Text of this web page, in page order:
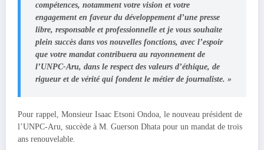
compétences, notamment votre vision et votre
engagement en faveur du développement d’une presse
libre, responsable et professionnelle et je vous souhaite
plein succès dans vos nouvelles fonctions, avec l’espoir
que votre mandat contribuera au rayonnement de
l’UNPC-Aru, dans le respect des valeurs d’éthique, de
rigueur et de vérité qui fondent le métier de journaliste. »
Pour rappel, Monsieur Isaac Etsoni Ondoa, le nouveau président de
l’UNPC-Aru, succède à M. Guerson Dhata pour un mandat de trois
ans renouvelable.